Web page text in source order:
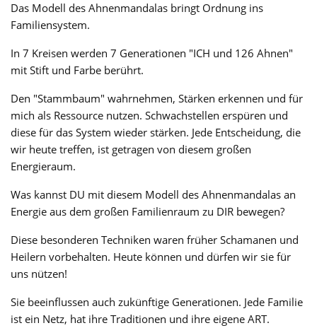
Das Modell des Ahnenmandalas bringt Ordnung ins
Familiensystem.
In 7 Kreisen werden 7 Generationen "ICH und 126 Ahnen"
mit Stift und Farbe berührt.
Den "Stammbaum" wahrnehmen, Stärken erkennen und für
mich als Ressource nutzen. Schwachstellen erspüren und
diese für das System wieder stärken. Jede Entscheidung, die
wir heute treffen, ist getragen von diesem großen
Energieraum.
Was kannst DU mit diesem Modell des Ahnenmandalas an
Energie aus dem großen Familienraum zu DIR bewegen?
Diese besonderen Techniken waren früher Schamanen und
Heilern vorbehalten. Heute können und dürfen wir sie für
uns nützen!
Sie beeinflussen auch zukünftige Generationen. Jede Familie
ist ein Netz, hat ihre Traditionen und ihre eigene ART.